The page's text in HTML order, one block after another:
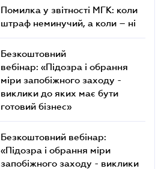
Помилка у звітності МГК: коли
штраф неминучий, а коли – ні
Безкоштовний
вебінар: «Підозра і обрання
міри запобіжного заходу -
виклики до яких має бути
готовий бізнес»
Безкоштовний вебінар:
«Підозра і обрання міри
запобіжного заходу - виклики